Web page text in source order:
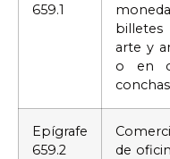
659.1
billetes
arte y
o en
Epígrafe
659.2
de